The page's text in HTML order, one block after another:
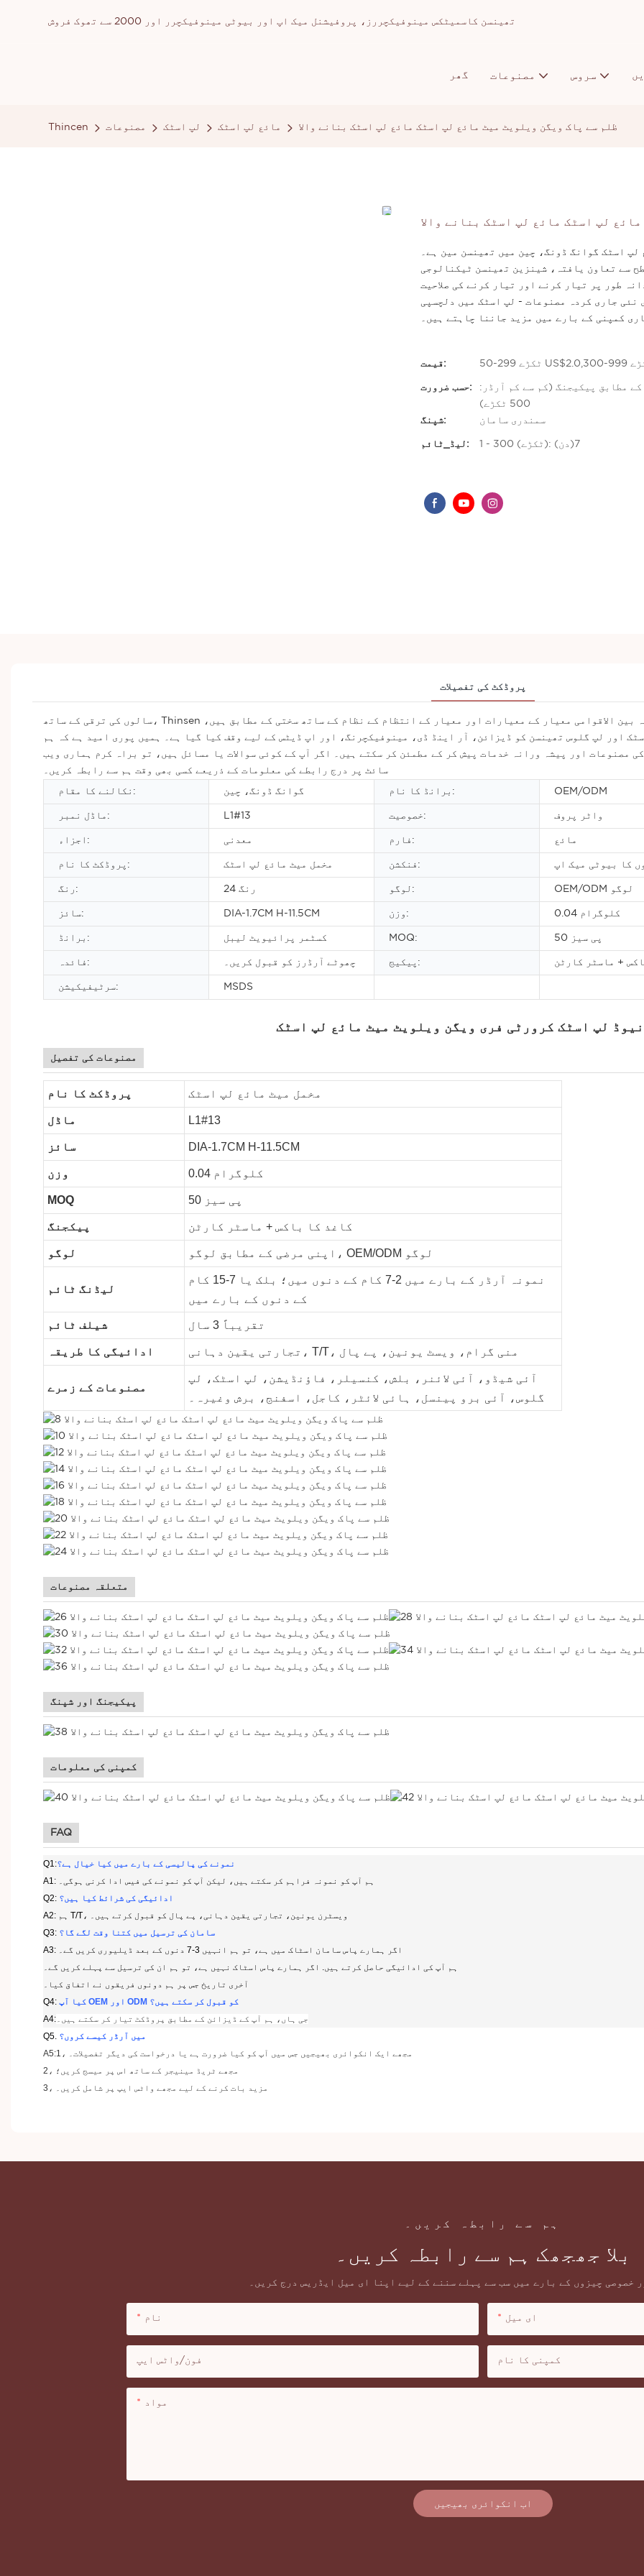
تھینسن کاسمیٹکس مینوفیکچررز، پروفیشنل میک اپ اور بیوٹی مینوفیکچرر اور 2000 سے تھوک فروش
گھر مصنوعات سروس
Thincen مصنوعات لپ اسٹک مائع لپ اسٹک ظلم سے پاک ویگن ویلویٹ میٹ مائع لپ اسٹک مائع لپ اسٹک بنانے والا
لپ اسٹک مائع لپ اسٹک بنانے والا
اسٹک گوانگ ڈونگ، چین میں تھینسن مین ہے۔
سے تعاون یافتہ، شینزین تھینسن ٹیکنالوجی
طور پر تیار کرنے اور تیار کرنے کی صلاحیت
نئی جاری کردہ مصنوعات - لپ اسٹک میں دلچسپی
کمپنی کے بارے میں مزید جاننا چاہتے ہیں۔
قیمت:
حسب ضرورت:
کم آرڈر: 50 پیس)، اپنی مرضی کے مطابق پیکیجنگ (کم سے کم آرڈر:
500 ٹکڑے)
شپنگ:
سمندری سامان
لیڈ_ٹائم: 1 - 300 (ٹکڑے): 7(دن)
پروڈکٹ کی تفصیلات
سالوں کی ترقی کے ساتھ، Thinsen اب لپ اسٹک کی صنعت میں ایک اہم مقام پر فائز ہے۔ ہم ہمیشہ بین الاقوامی معیار کے معیارات اور معیار کے انتظام کے نظام کے ساتھ سختی کے مطابق ہیں،
اور لپ گلوس تھینسن کو ڈیزائن، آر اینڈ ڈی، مینوفیکچرنگ، اور اپ ڈیٹس کے لیے وقف کیا گیا ہے۔ ہمیں پوری امید ہے کہ ہم
مصنوعات اور پیشہ ورانہ خدمات پیش کر کے مطمئن کر سکتے ہیں۔ اگر آپ کے کوئی سوالات یا مسائل ہیں، تو براہ کرم ہماری ویب
سائٹ پر درج رابطے کی معلومات کے ذریعے کسی بھی وقت ہم سے رابطہ کریں۔
نکالنے کا مقام: گوانگ ڈونگ، چین برانڈ کا نام: OEM/ODM
ماڈل نمبر: L1#13 خصوصیت: واٹر پروف
اجزاء: معدنی فارم: مائع
پروڈکٹ کا نام: مخمل میٹ مائع لپ اسٹک فنکشن: کا بیوٹی میک اپ
رنگ: 24 رنگ لوگو: OEM/ODM لوگو
سائز: DIA-1.7CM H-11.5CM وزن: 0.04 کلوگرام
برانڈ: کسٹمر پرائیویٹ لیبل MOQ: 50 پی سیز
فائدہ: چھوٹے آرڈرز کو قبول کریں۔ پیکیج: + ماسٹر کارٹن
سرٹیفیکیشن: MSDS
لپ اسٹک کرورٹی فری ویگن ویلویٹ میٹ مائع لپ اسٹک
مصنوعات کی تفصیل
پروڈکٹ کا نام مخمل میٹ مائع لپ اسٹک
ماڈل L1#13
سائز DIA-1.7CM H-11.5CM
وزن 0.04 کلوگرام
MOQ 50 پی سیز
پیکجنگ کاغذ کا باکس + ماسٹر کارٹن
لوگو اپنی مرضی کے مطابق لوگو، OEM/ODM لوگو
لیڈنگ ٹائم
نمونہ آرڈر کے بارے میں 2-7 کام کے دنوں میں؛ بلک یا 7-15 کام
کے دنوں کے بارے میں
شیلف ٹائم تقریباً 3 سال
ادائیگی کا طریقہ تجارتی یقین دہانی، T/T، منی گرام، ویسٹ یونین، پے پال
مصنوعات کے زمرے
آئی شیڈو، آئی لائنر، بلش، کنسیلر، فاؤنڈیشن، لپ اسٹک، لپ
گلوس، آئی برو پینسل، ہائی لائٹر، کاجل، اسفنج، برش وغیرہ۔
متعلقہ مصنوعات
پیکیجنگ اور شپنگ
کمپنی کی معلومات
FAQ
Q1:نمونے کی پالیسی کے بارے میں کیا خیال ہے؟
A1: ہم آپ کو نمونہ فراہم کر سکتے ہیں، لیکن آپ کو نمونے کی فیس ادا کرنی ہوگی۔
Q2: ادائیگی کی شرائط کیا ہیں؟
A2: ہم T/T، ویسٹرن یونین، تجارتی یقین دہانی، پے پال کو قبول کرتے ہیں۔
Q3: سامان کی ترسیل میں کتنا وقت لگے گا؟
A3: اگر ہمارے پاس سامان اسٹاک میں ہے، تو ہم انہیں 3-7 دنوں کے بعد ڈیلیوری کریں گے۔
ہم آپ کی ادائیگی حاصل کرتے ہیں. اگر ہمارے پاس اسٹاک نہیں ہے، تو ہم ان کی ترسیل سے پہلے کریں گے۔
آخری تاریخ جس پر ہم دونوں فریقوں نے اتفاق کیا۔
Q4:
کیا آپ OEM اور ODM کو قبول کر سکتے ہیں؟
A4: جی ہاں، ہم آپ کے ڈیزائن کے مطابق پروڈکٹ تیار کر سکتے ہیں۔
Q5 میں آرڈر کیسے کروں؟
A5:1، مجھے ایک انکوائری بھیجیں جس میں آپ کو کیا ضرورت ہے یا درخواست کی دیگر تفصیلات۔
2، مجھے ٹریڈ مینیجر کے ساتھ اس پر میسج کریں؛
3، مزید بات کرنے کے لیے مجھے واٹس ایپ پر شامل کریں۔
ہم سے رابطہ کریں۔
بلا جھجھک ہم سے رابطہ کریں۔
خصوصی چیزوں کے بارے میں سب سے پہلے سننے کے لیے اپنا ای میل ایڈریس درج کریں۔
نام ای میل
فون/واٹس ایپ کمپنی کا نام
مواد
اب انکوائری بھیجیں